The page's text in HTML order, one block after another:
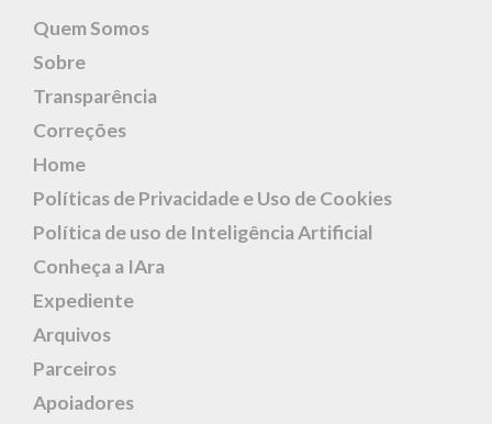
Quem Somos
Sobre
Transparência
Correções
Home
Políticas de Privacidade e Uso de Cookies
Política de uso de Inteligência Artificial
Conheça a IAra
Expediente
Arquivos
Parceiros
Apoiadores